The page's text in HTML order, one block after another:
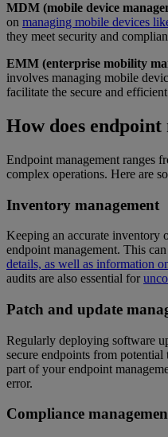
MDM (mobile device
on managing mobile devices
they meet security and
EMM (enterprise mobility
involves managing mobile
facilitate the secure and
How does
Endpoint management ranges
complex operations. Here are
Inventory management
Keeping an accurate inventory
endpoint management. This
details, as well as information
audits are also essential for
Patch and update
Regularly deploying software
secure endpoints from potential
part of your endpoint
error.
Compliance